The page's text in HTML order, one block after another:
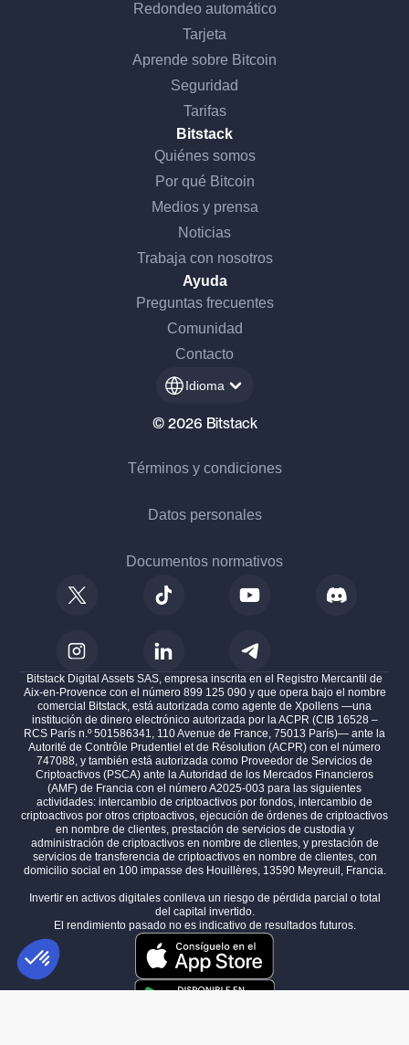
Redondeo automático
Tarjeta
Aprende sobre Bitcoin
Seguridad
Tarifas
Bitstack
Quiénes somos
Por qué Bitcoin
Medios y prensa
Noticias
Trabaja con nosotros
Ayuda
Preguntas frecuentes
Comunidad
Contacto
Idioma
© 2026 Bitstack
Términos y condiciones
Datos personales
Documentos normativos
Bitstack Digital Assets SAS, empresa inscrita en el Registro Mercantil de
Aix-en-Provence con el número 899 125 090 y que opera bajo el nombre
comercial Bitstack, está autorizada como agente de Xpollens —una
institución de dinero electrónico autorizada por la ACPR (CIB 16528 –
RCS París n.º 501586341, 110 Avenue de France, 75013 París)— ante la
Autorité de Contrôle Prudentiel et de Résolution (ACPR) con el número
747088, y también está autorizada como Proveedor de Servicios de
Criptoactivos (PSCA) ante la Autoridad de los Mercados Financieros
(AMF) de Francia con el número A2025-003 para las siguientes
actividades: intercambio de criptoactivos por fondos, intercambio de
criptoactivos por otros criptoactivos, ejecución de órdenes de criptoactivos
en nombre de clientes, prestación de servicios de custodia y
administración de criptoactivos en nombre de clientes, y prestación de
servicios de transferencia de criptoactivos en nombre de clientes, con
domicilio social en 100 impasse des Houillères, 13590 Meyreuil, Francia.
Invertir en activos digitales conlleva un riesgo de pérdida parcial o total
del capital invertido.
El rendimiento pasado no es indicativo de resultados futuros.